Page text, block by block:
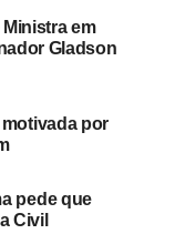
em
Gladson
por
pede que
Civil